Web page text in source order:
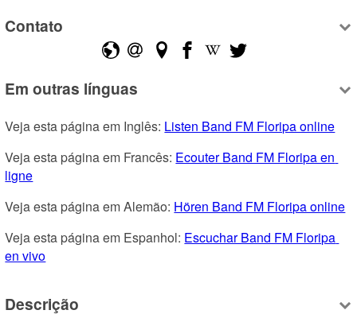
Contato
Em outras línguas
Veja esta página em Inglês: Listen Band FM Floripa online
Veja esta página em Francês: Ecouter Band FM Floripa en
ligne
Veja esta página em Alemão: Hören Band FM Floripa online
Veja esta página em Espanhol: Escuchar Band FM Floripa
en vivo
Descrição